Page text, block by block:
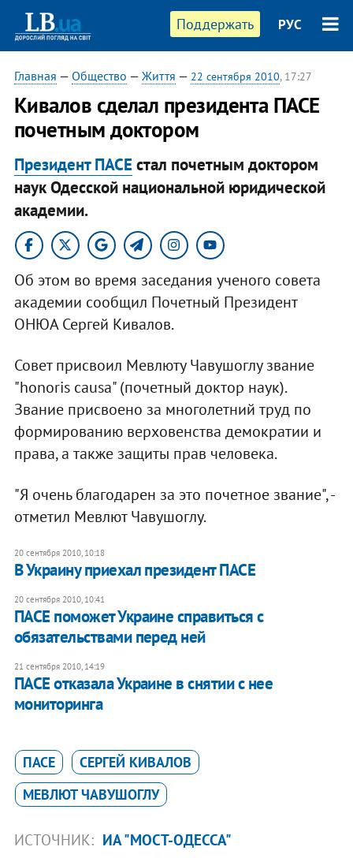
Поддержать РУС
Главная — Общество — Життя — 22 сентября 2010, 17:27
Кивалов сделал президента ПАСЕ
почетным доктором
Президент ПАСЕ стал почетным доктором
наук Одесской национальной юридической
академии.
Об этом во время заседания ученого совета
академии сообщил Почетный Президент
ОНЮА Сергей Кивалов.
Совет присвоил Мевлюту Чавушоглу звание
"honoris causa" (почетный доктор наук).
Звание присвоено за многолетний труд по
формированию верховенства демократии и
права, а также защиты прав человека.
"Я очень благодарен за это почетное звание", -
отметил Мевлют Чавушоглу. ​
20 сентября 2010, 10:18
В Украину приехал президент ПАСЕ
20 сентября 2010, 10:41
ПАСЕ поможет Украине справиться с
обязательствами перед ней
21 сентября 2010, 14:19
ПАСЕ отказала Украине в снятии с нее
мониторинга
ПАСЕ
СЕРГЕЙ КИВАЛОВ
МЕВЛЮТ ЧАВУШОГЛУ
ИСТОЧНИК: ИА "МОСТ-ОДЕССА"